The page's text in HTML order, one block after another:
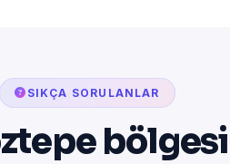
SIKÇA SORULANLAR